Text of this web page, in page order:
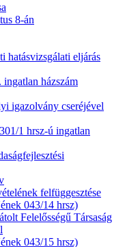
8-án
eljárás
házszám
igazolvány cseréjével
1 hrsz-ú ingatlan
felfüggesztése
043/14 hrsz)
Felelősségű Társaság
043/15 hrsz)